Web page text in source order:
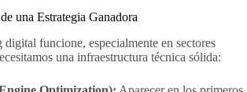
una Estrategia Ganadora
digital funcione, especialmente en sectores
una infraestructura técnica sólida: